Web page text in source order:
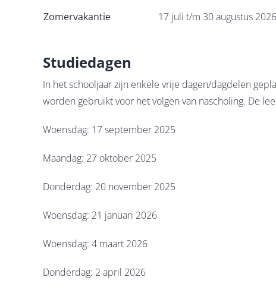
Zomervakantie
17 juli t/m 30 augustus 2026
Studiedagen
In het schooljaar zijn enkele vrije dagen/dagdelen
worden gebruikt voor het volgen van nascholing. De
Woensdag: 17 september 2025
Maandag: 27 oktober 2025
Donderdag: 20 november 2025
Woensdag: 21 januari 2026
Woensdag: 4 maart 2026
Donderdag: 2 april 2026